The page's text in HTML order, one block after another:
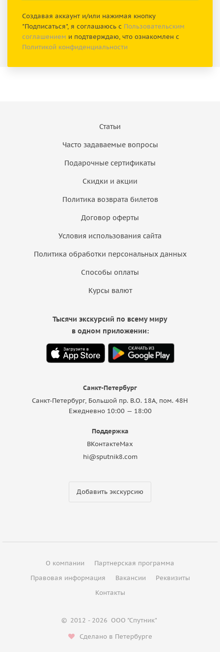
Создавая аккаунт и/или нажимая кнопку
"Подписаться", я соглашаюсь с Пользовательским
соглашением и подтверждаю, что ознакомлен с
Политикой конфиденциальности
Статьи
Часто задаваемые вопросы
Подарочные сертификаты
Скидки и акции
Политика возврата билетов
Договор оферты
Условия использования сайта
Политика обработки персональных данных
Способы оплаты
Курсы валют
Санкт-Петербург
Санкт-Петербург, Большой пр. В.О. 18A, пом. 48Н
Ежедневно 10:00 — 18:00
Поддержка
ВКонтактеMax
hi@sputnik8.com
Добавить экскурсию
Тысячи экскурсий по всему миру
в одном приложении:
О компании
Партнерская программа
Правовая информация
Вакансии
Реквизиты
Контакты
© 2012 - 2026 ООО "Спутник"
Сделано в Петербурге